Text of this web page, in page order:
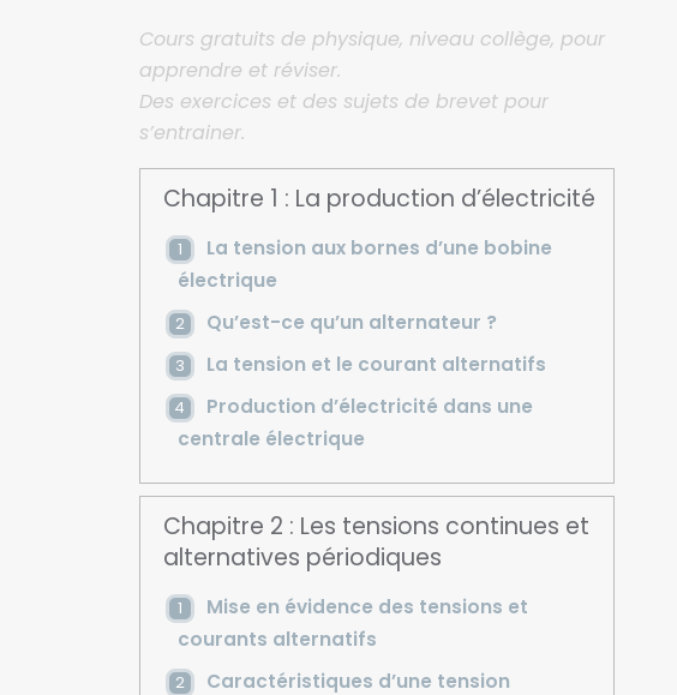
Cours gratuits de physique, niveau collège, pour
apprendre et réviser.
Des exercices et des sujets de brevet pour
s’entrainer.
Chapitre 1 : La production d’électricité
La tension aux bornes d’une bobine
électrique
Qu’est-ce qu’un alternateur ?
La tension et le courant alternatifs
Production d’électricité dans une
centrale électrique
Chapitre 2 : Les tensions continues et
alternatives périodiques
Mise en évidence des tensions et
courants alternatifs
Caractéristiques d’une tension